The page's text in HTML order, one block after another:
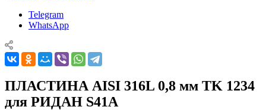
Telegram
WhatsApp
ПЛАСТИНА AISI 316L 0,8 мм TK 1234
для РИДАН S41A